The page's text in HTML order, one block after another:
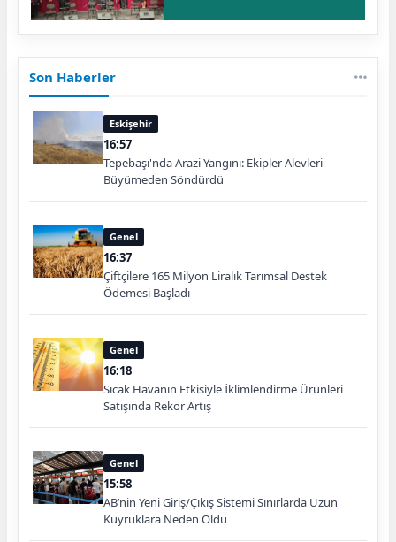
Son Haberler
Eskişehir
16:57
Tepebaşı'nda Arazi Yangını: Ekipler Alevleri
Büyümeden Söndürdü
Genel
16:37
Çiftçilere 165 Milyon Liralık Tarımsal Destek
Ödemesi Başladı
Genel
16:18
Sıcak Havanın Etkisiyle İklimlendirme Ürünleri
Satışında Rekor Artış
Genel
15:58
AB’nin Yeni Giriş/Çıkış Sistemi Sınırlarda Uzun
Kuyruklara Neden Oldu